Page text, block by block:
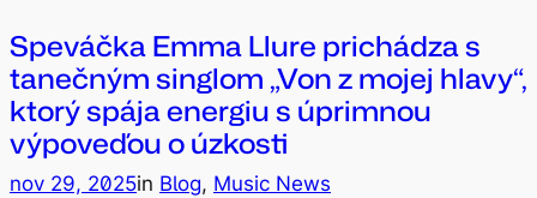
Speváčka Emma Llure prichádza s
tanečným singlom „Von z mojej hlavy“,
ktorý spája energiu s úprimnou
výpoveďou o úzkosti
nov 29, 2025in Blog, Music News